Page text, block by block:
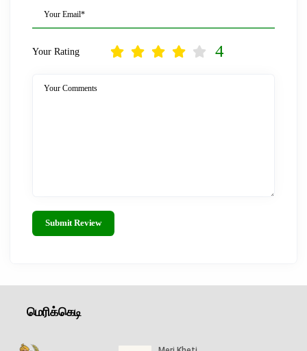
Your Email*
Your Rating 4
Your Comments
Submit Review
மெரிக்கெடி